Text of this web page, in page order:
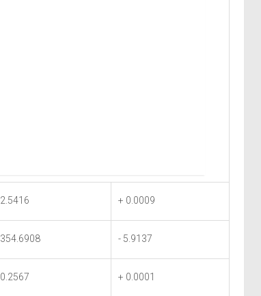
2.5416 + 0.0009
354.6908 - 5.9137
0.2567 + 0.0001